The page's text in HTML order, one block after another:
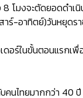
โมงจะตัดยอดดำเนิ
าร์-อาทิตย์)วันหยุดร
อร์ในขั้นตอนแรก
คนไทยมากกว่า